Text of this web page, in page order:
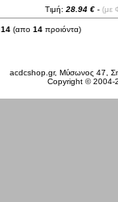
Τιμή: 28.94 € - (με
14 (απο 14 προιόντα)
acdcshop.gr, Μύσωνος 47,
Copyright ©